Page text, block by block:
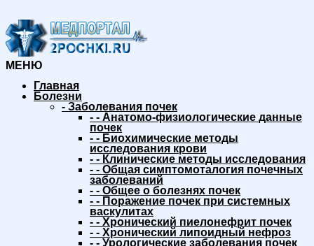
МЕНЮ
Главная
Болезни
- Заболевания почек
- - Анатомо-физиологические данные
почек
- - Биохимические методы
исследования крови
- - Клинические методы исследования
- - Общая симптомоталогия почечных
заболеваний
- - Общее о болезнях почек
- - Поражение почек при системных
васкулитах
- - Хронический пиелонефрит почек
- - Хронический липоидный нефроз
- - Урологические заболевания почек